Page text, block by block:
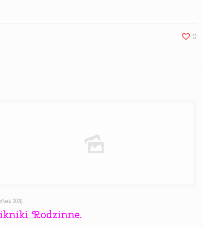
0
2026
Rodzinne.